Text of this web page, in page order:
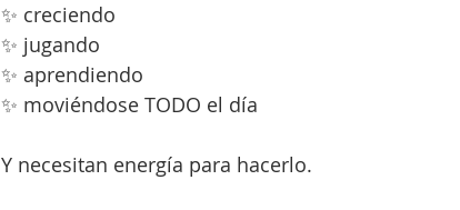
✨ creciendo
✨ jugando
✨ aprendiendo
✨ moviéndose TODO el día
Y necesitan energía para hacerlo.